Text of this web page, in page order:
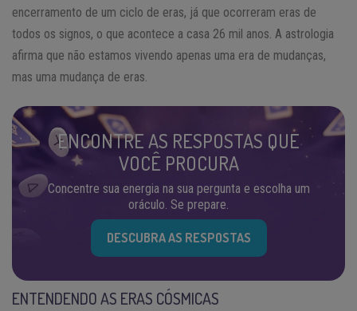
encerramento de um ciclo de eras, já que ocorreram eras de
todos os signos, o que acontece a casa 26 mil anos. A astrologia
afirma que não estamos vivendo apenas uma era de mudanças,
mas uma mudança de eras.
ENCONTRE AS RESPOSTAS QUE
VOCÊ PROCURA
Concentre sua energia na sua pergunta e escolha um
oráculo. Se prepare.
DESCUBRA AS RESPOSTAS
ENTENDENDO AS ERAS CÓSMICAS